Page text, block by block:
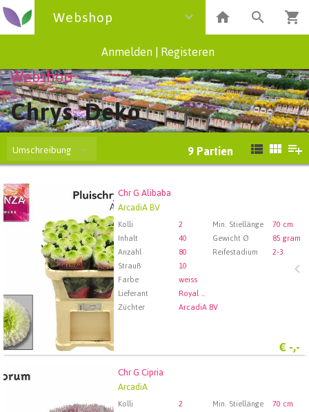
Webshop
Anmelden Registeren
Webshop
Chrys. Deko
Umschreibung 9 Partien
Chr G Alibaba
ArcadiA BV
Kolli 2 Min. Stiellänge
70 cm
Inhalt
40 Gewicht Ø
85 gram
Anzahl
80 Reifestadium
2-3
Strauß
10
Farbe
weiss
Lieferant
Royal FloraHolland Aalsmeer
Züchter
ArcadiA BV
€ -,-
Chr G Alibaba
Wählen Sie zuerst ein Abfartdatum.
Chr G Cipria
ArcadiA
Kolli 2 Min. Stiellänge
70 cm
Chr G Cipria
Wählen Sie zuerst ein Abfartdatum.